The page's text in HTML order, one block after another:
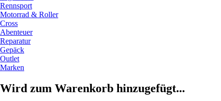
Rennsport
Motorrad & Roller
Cross
Abenteuer
Reparatur
Gepäck
Outlet
Marken
Wird zum Warenkorb hinzugefügt...